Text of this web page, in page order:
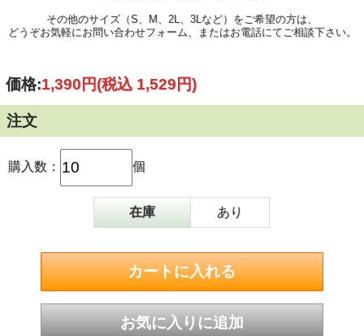
その他のサイズ（S、M、2L、3Lなど）をご希望の方は、
どうぞお気軽にお問い合わせフォーム、またはお電話にてご相談下さい。
価格:1,390円(税込 1,529円)
注文
購入数： 個
在庫 あり